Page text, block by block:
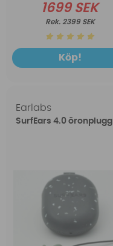
1699 SEK
2399 SEK
Köp!
Earlabs
SurfEars 4.0 öronplugg